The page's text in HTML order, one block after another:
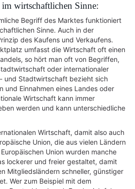
wirtschaftlichen Sinne:
Begriff des Marktes funktioniert
Sinne. Auch in der
des Kaufens und Verkaufens.
umfasst die Wirtschaft oft einen
so hört man oft von Begriffen,
oder internationaler
und Stadtwirtschaft bezieht sich
und Einnahmen eines Landes oder
Wirtschaft kann immer
werden und kann unterschiedliche
Wirtschaft, damit also auch
Union, die aus vielen Ländern
Union wurden manche
lockerer und freier gestaltet, damit
Mitgliedsländern schneller, günstiger
Wer zum Beispiel mit dem